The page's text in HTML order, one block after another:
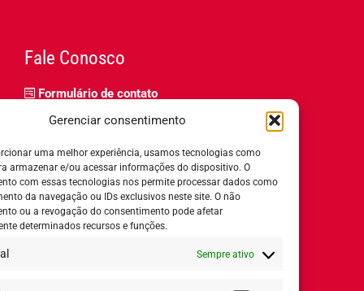
Gerenciar consentimento
uma melhor experiência, usamos tecnologias como
armazenar e/ou acessar informações do dispositivo. O
com essas tecnologias nos permite processar dados como
da navegação ou IDs exclusivos neste site. O não
ou a revogação do consentimento pode afetar
determinados recursos e funções.
Sempre ativo
Fale Conosco
Formulário de contato
Relatório de igualdade salarial
Horário de Atendimento:
8h ás 18h